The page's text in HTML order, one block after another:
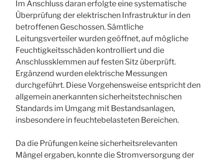
Im Anschluss daran erfolgte eine systematische
Überprüfung der elektrischen Infrastruktur in den
betroffenen Geschossen. Sämtliche
Leitungsverteiler wurden geöffnet, auf mögliche
Feuchtigkeitsschäden kontrolliert und die
Anschlussklemmen auf festen Sitz überprüft.
Ergänzend wurden elektrische Messungen
durchgeführt. Diese Vorgehensweise entspricht den
allgemein anerkannten sicherheitstechnischen
Standards im Umgang mit Bestandsanlagen,
insbesondere in feuchtebelasteten Bereichen.
Da die Prüfungen keine sicherheitsrelevanten
Mängel ergaben, konnte die Stromversorgung der